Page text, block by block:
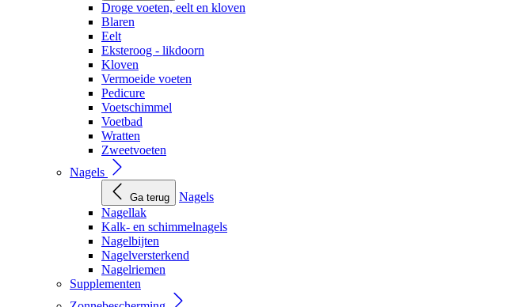
Droge voeten, eelt en kloven
Blaren
Eelt
Eksteroog - likdoorn
Kloven
Vermoeide voeten
Pedicure
Voetschimmel
Voetbad
Wratten
Zweetvoeten
Nagels
Ga terug
Nagels
Nagellak
Kalk- en schimmelnagels
Nagelbijten
Nagelversterkend
Nagelriemen
Supplementen